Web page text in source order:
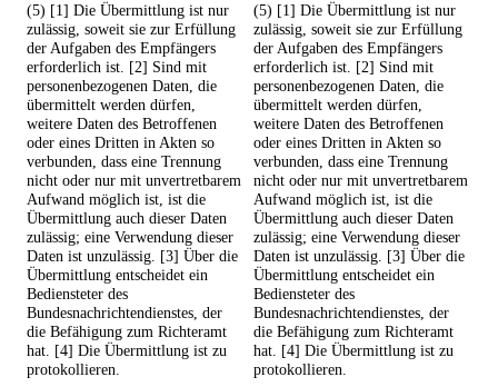
(5) [1] Die Übermittlung ist nur
zulässig, soweit sie zur Erfüllung
der Aufgaben des Empfängers
erforderlich ist. [2] Sind mit
personenbezogenen Daten, die
übermittelt werden dürfen,
weitere Daten des Betroffenen
oder eines Dritten in Akten so
verbunden, dass eine Trennung
nicht oder nur mit unvertretbarem
Aufwand möglich ist, ist die
Übermittlung auch dieser Daten
zulässig; eine Verwendung dieser
Daten ist unzulässig. [3] Über die
Übermittlung entscheidet ein
Bediensteter des
Bundesnachrichtendienstes, der
die Befähigung zum Richteramt
hat. [4] Die Übermittlung ist zu
protokollieren.
(5) [1] Die Übermittlung ist nur
zulässig, soweit sie zur Erfüllung
der Aufgaben des Empfängers
erforderlich ist. [2] Sind mit
personenbezogenen Daten, die
übermittelt werden dürfen,
weitere Daten des Betroffenen
oder eines Dritten in Akten so
verbunden, dass eine Trennung
nicht oder nur mit unvertretbarem
Aufwand möglich ist, ist die
Übermittlung auch dieser Daten
zulässig; eine Verwendung dieser
Daten ist unzulässig. [3] Über die
Übermittlung entscheidet ein
Bediensteter des
Bundesnachrichtendienstes, der
die Befähigung zum Richteramt
hat. [4] Die Übermittlung ist zu
protokollieren.